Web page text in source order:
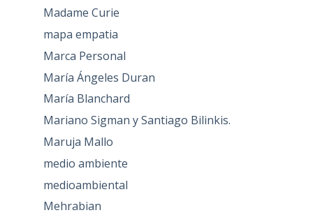
Madame Curie
mapa empatia
Marca Personal
María Ángeles Duran
María Blanchard
Mariano Sigman y Santiago Bilinkis.
Maruja Mallo
medio ambiente
medioambiental
Mehrabian